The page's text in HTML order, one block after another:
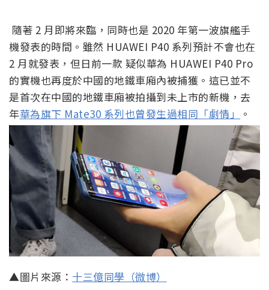
隨著 2 月即將來臨，同時也是 2020 年第一波旗艦手
機發表的時間。雖然 HUAWEI P40 系列預計不會也在
2 月就發表，但日前一款 疑似華為 HUAWEI P40 Pro
的實機也再度於中國的地鐵車廂內被捕獲。這已並不
是首次在中國的地鐵車廂被拍攝到未上市的新機，去
年華為旗下 Mate30 系列也曾發生過相同「劇情」 。
▲圖片來源： 十三億同學（微博）